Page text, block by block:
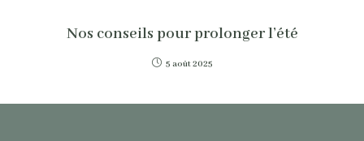
Nos conseils pour prolonger l’été
5 août 2025